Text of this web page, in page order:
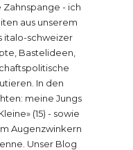
Zahnspange - ich
aus unserem
italo-schweizer
Bastelideen,
In den
meine Jungs
(15) - sowie
Augenzwinkern
Unser Blog